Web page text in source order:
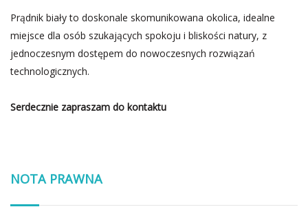
Prądnik biały to doskonale skomunikowana okolica, idealne
miejsce dla osób szukających spokoju i bliskości natury, z
jednoczesnym dostępem do nowoczesnych rozwiązań
technologicznych.
Serdecznie zapraszam do kontaktu
NOTA PRAWNA